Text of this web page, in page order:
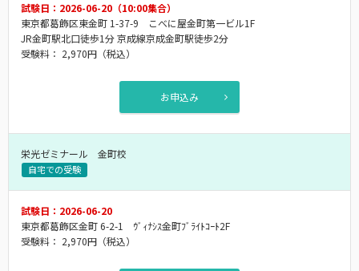
試験日：2026-06-20（10:00集合）
東京都葛飾区東金町 1-37-9 こべに屋金町第一ビル1F
JR金町駅北口徒歩1分 京成線京成金町駅徒歩2分
受験料： 2,970円 （税込）
お申込み
栄光ゼミナール 金町校
自宅での受験
試験日：2026-06-20
東京都葛飾区金町 6-2-1 ｳﾞｨﾅｼｽ金町ﾌﾞﾗｲﾄｺｰﾄ2F
受験料： 2,970円 （税込）